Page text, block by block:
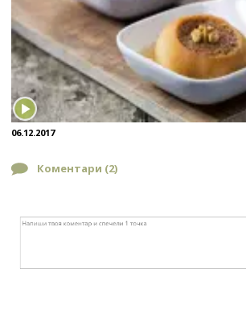
06.12.2017
Коментари (2)